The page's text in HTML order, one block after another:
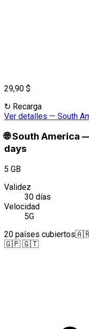
29,90 $
↻ Recarga
Ver detalles — South
🌐South America
days
5 GB
Validez
30 días
Velocidad
5G
20 países cubiertos
🇬🇵 🇬🇹